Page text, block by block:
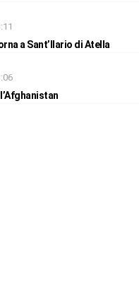
a Sant’Ilario di Atella